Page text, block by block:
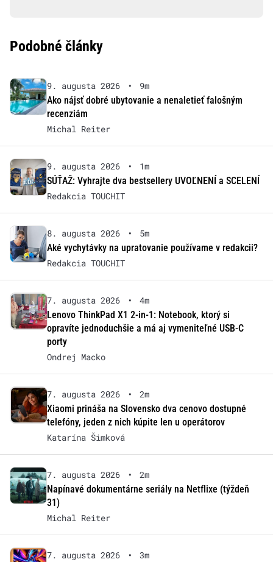
Podobné články
9. augusta 2026 •
9m
Ako nájsť dobré ubytovanie a nenaletieť falošným
recenziám
Michal Reiter
9. augusta 2026 •
1m
SÚŤAŽ: Vyhrajte dva bestsellery UVOĽNENÍ a SCELENÍ
Redakcia TOUCHIT
8. augusta 2026 •
5m
Aké vychytávky na upratovanie používame v redakcii?
Redakcia TOUCHIT
7. augusta 2026 •
4m
Lenovo ThinkPad X1 2-in-1: Notebook, ktorý si
opravíte jednoduchšie a má aj vymeniteľné USB-C
porty
Ondrej Macko
7. augusta 2026 •
2m
Xiaomi prináša na Slovensko dva cenovo dostupné
telefóny, jeden z nich kúpite len u operátorov
Katarína Šimková
7. augusta 2026 •
2m
Napínavé dokumentárne seriály na Netflixe (týždeň
31)
Michal Reiter
7. augusta 2026 •
3m